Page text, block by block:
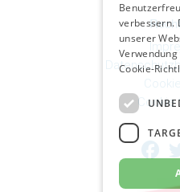
Cookie
verbessern.
unserer
Cookie-